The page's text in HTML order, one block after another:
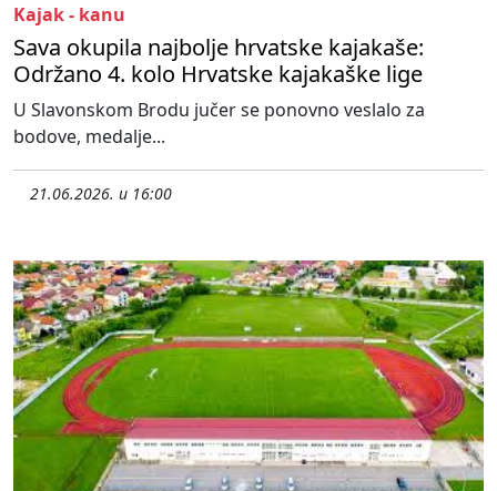
Kajak - kanu
Sava okupila najbolje hrvatske kajakaše:
Održano 4. kolo Hrvatske kajakaške lige
U Slavonskom Brodu jučer se ponovno veslalo za
bodove, medalje...
21.06.2026. u 16:00